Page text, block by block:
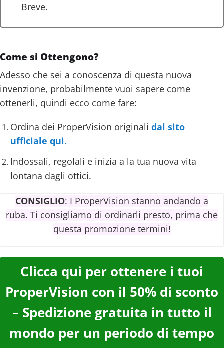
Breve.
Come si Ottengono?
Adesso che sei a conoscenza di questa nuova
invenzione, probabilmente vuoi sapere come
ottenerli, quindi ecco come fare:
Ordina dei ProperVision originali dal sito
ufficiale qui.
Indossali, regolali e inizia a la tua nuova vita
lontana dagli ottici.
CONSIGLIO: I ProperVision stanno andando a
ruba. Ti consigliamo di ordinarli presto, prima che
questa promozione termini!
Clicca qui per ottenere i tuoi
ProperVision con il 50% di sconto
– Spedizione gratuita in tutto il
mondo per un periodo di tempo